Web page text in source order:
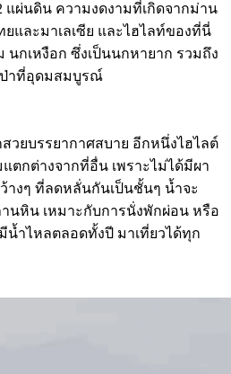
แผ่นดิน ความงดงามที่เกิดจากม่าน
และมาเลเซีย และไฮไลท์ของที่นี่
กเหงือก ซึ่งเป็นนกหายาก รวมถึง
าที่อุดมสมบูรณ์
วยบรรยากาศสบาย อีกหนึ่งไฮไลต์
กต่างจากที่อื่น เพราะไม่ได้มีผา
างๆ ที่ลดหลั่นกันเป็นชั้นๆ น้ำจะ
นหิน เหมาะกับการนั่งพักผ่อน หรือ
ำไหลตลอดทั้งปี มาเที่ยวได้ทุก